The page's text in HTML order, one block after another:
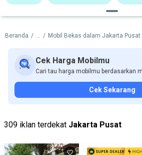
Harga Merek Dan Model
Tipe Bodi Tipe Membership
Beranda / ... / Mobil Bekas dalam Jakarta Pusat
Cek Harga Mobilmu
Cari tau harga mobilmu berdasarkan
Cek Sekarang
309 iklan terdekat Jakarta Pusat